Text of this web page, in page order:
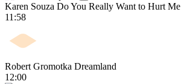
Karen Souza Do You Really Want to Hurt Me
11:58
Robert Gromotka Dreamland
12:00